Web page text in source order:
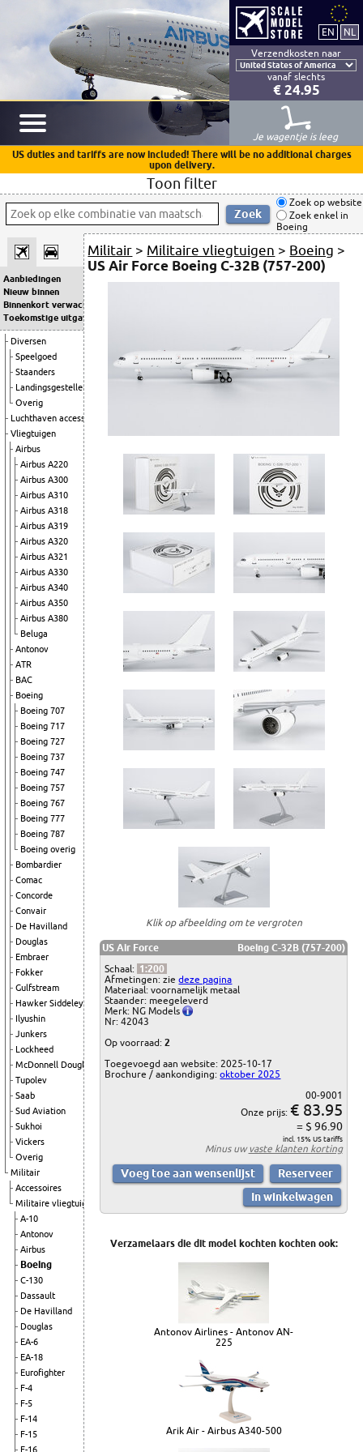
Verzendkosten naar
vanaf slechts
€ 24.95
Je wagentje is leeg
US duties and tariffs are now included! There will be no additional charges
upon delivery.
Toon filter
Zoek op website
Zoek enkel in
Boeing
Aanbiedingen
Nieuw binnen
Binnenkort verwacht
Toekomstige uitgaven
Diversen
Speelgoed
Staanders
Landingsgestellen
Overig
Luchthaven accessoires
Vliegtuigen
Airbus
Airbus A220
Airbus A300
Airbus A310
Airbus A318
Airbus A319
Airbus A320
Airbus A321
Airbus A330
Airbus A340
Airbus A350
Airbus A380
Beluga
Antonov
ATR
BAC
Boeing
Boeing 707
Boeing 717
Boeing 727
Boeing 737
Boeing 747
Boeing 757
Boeing 767
Boeing 777
Boeing 787
Boeing overig
Bombardier
Comac
Concorde
Convair
De Havilland
Douglas
Embraer
Fokker
Gulfstream
Hawker Siddeley
Ilyushin
Junkers
Lockheed
McDonnell Douglas
Tupolev
Saab
Sud Aviation
Sukhoi
Vickers
Overig
Militair
Accessoires
Militaire vliegtuigen
A-10
Antonov
Airbus
Boeing
C-130
Dassault
De Havilland
Douglas
EA-6
EA-18
Eurofighter
F-4
F-5
F-14
F-15
F-16
Militair > Militaire vliegtuigen > Boeing >
US Air Force Boeing C-32B (757-200)
Klik op afbeelding om te vergroten
US Air Force
Boeing C-32B (757-200)
Schaal: 1:200
Afmetingen: ziedeze pagina
Materiaal: voornamelijk metaal
Staander: meegeleverd
Merk: NG Models
Nr: 42043
Op voorraad:2
Toegevoegd aan website: 2025-10-17
Brochure / aankondiging:oktober 2025
00-9001
Onze prijs: € 83.95
= $ 96.90
incl. 15% US tariffs
Minus uwvaste klanten korting
Verzamelaars die dit model kochten kochten ook:
Antonov Airlines - Antonov AN-
225
Arik Air - Airbus A340-500